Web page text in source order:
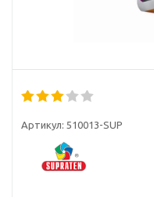
Артикул: 510013-SUP